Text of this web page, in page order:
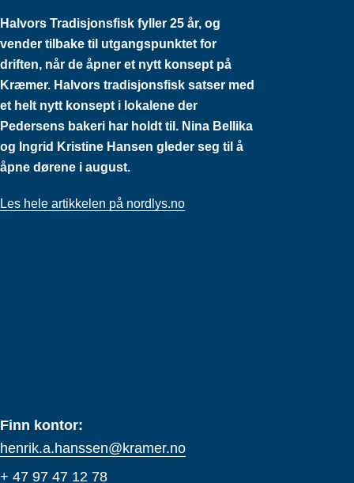
Halvors Tradisjonsfisk fyller 25 år, og
vender tilbake til utgangspunktet for
driften, når de åpner et nytt konsept på
Kræmer. Halvors tradisjonsfisk satser med
et helt nytt konsept i lokalene der
Pedersens bakeri har holdt til. Nina Bellika
og Ingrid Kristine Hansen gleder seg til å
åpne dørene i august.
Les hele artikkelen på nordlys.no
Finn kontor:
henrik.a.hanssen@kramer.no
+ 47 97 47 12 78